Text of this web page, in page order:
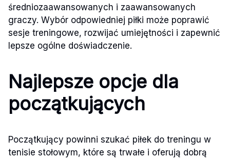
średniozaawansowanych i zaawansowanych
graczy. Wybór odpowiedniej piłki może poprawić
sesje treningowe, rozwijać umiejętności i zapewnić
lepsze ogólne doświadczenie.
Najlepsze opcje dla
początkujących
Początkujący powinni szukać piłek do treningu w
tenisie stołowym, które są trwałe i oferują dobrą